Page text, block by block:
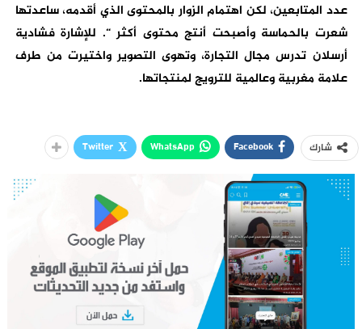
عدد المتابعين، لكن اهتمام الزوار بالمحتوى الذي أقدمه، ساعدتها
شعرت بالحماسة وأصبحت أنتج محتوى أكثر “. للإشارة فشادية
أرسلان تدرس مجال التجارة، وتهوى التصوير واختيرت من طرف
علامة مغربية وعالمية للترويج لمنتجاتها.
شارك Facebook
WhatsApp
Twitter